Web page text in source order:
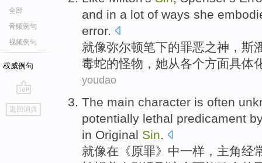
全部
音频例句
视频例句
权威例句
go
top
返回词典
and in a lot of ways she
error.
就像弥尔顿笔下的罪恶之神， 斯
毒蛇的怪物， 她从各个方面具体
youdao
The main character is often
potentially lethal predicament
in Original Sin
就像在 《原罪》中一样，主角经